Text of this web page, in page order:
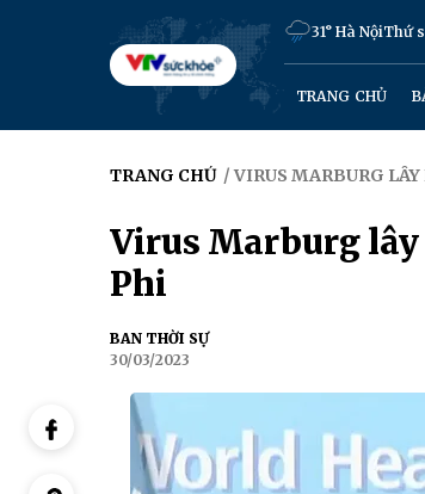
31° Hà NộiThứ
TRANG CHỦ
TRANG CHỦ / VIRUS MARBURG
Virus Marburg lây
Phi
BAN THỜI SỰ
30/03/2023